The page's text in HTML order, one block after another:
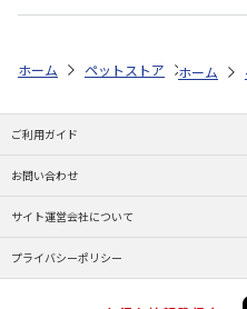
ホーム ペットストア フード
ホーム
ご利用ガイド
お問い合わせ
サイト運営会社について
プライバシーポリシー